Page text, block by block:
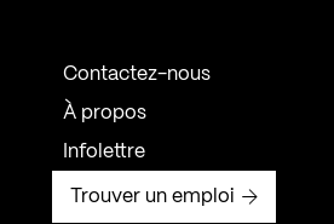
Contactez-nous
À propos
Infolettre
Trouver un emploi